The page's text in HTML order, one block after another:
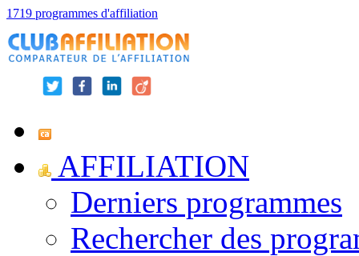
1719 programmes d'affiliation
AFFILIATION
Derniers programmes
Rechercher des